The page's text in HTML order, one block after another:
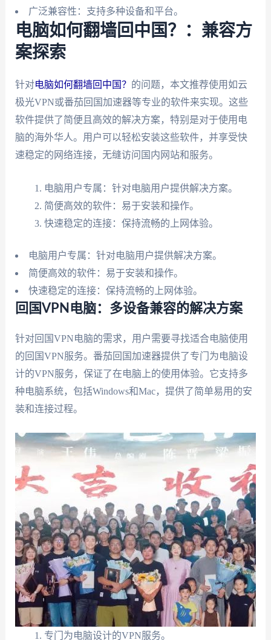
广泛兼容性：支持多种设备和平台。
电脑如何翻墙回中国？：兼容方
案探索
针对电脑如何翻墙回中国？ 的问题，本文推荐使用如云
极光VPN或番茄回国加速器等专业的软件来实现。这些
软件提供了简便且高效的解决方案，特别是对于使用电
脑的海外华人。用户可以轻松安装这些软件，并享受快
速稳定的网络连接，无缝访问国内网站和服务。
电脑用户专属：针对电脑用户提供解决方案。
简便高效的软件：易于安装和操作。
快速稳定的连接：保持流畅的上网体验。
电脑用户专属：针对电脑用户提供解决方案。
简便高效的软件：易于安装和操作。
快速稳定的连接：保持流畅的上网体验。
回国VPN电脑：多设备兼容的解决方案
针对回国VPN电脑的需求，用户需要寻找适合电脑使用
的回国VPN服务。番茄回国加速器提供了专门为电脑设
计的VPN服务，保证了在电脑上的使用体验。它支持多
种电脑系统，包括Windows和Mac，提供了简单易用的安
装和连接过程。
专门为电脑设计的VPN服务。